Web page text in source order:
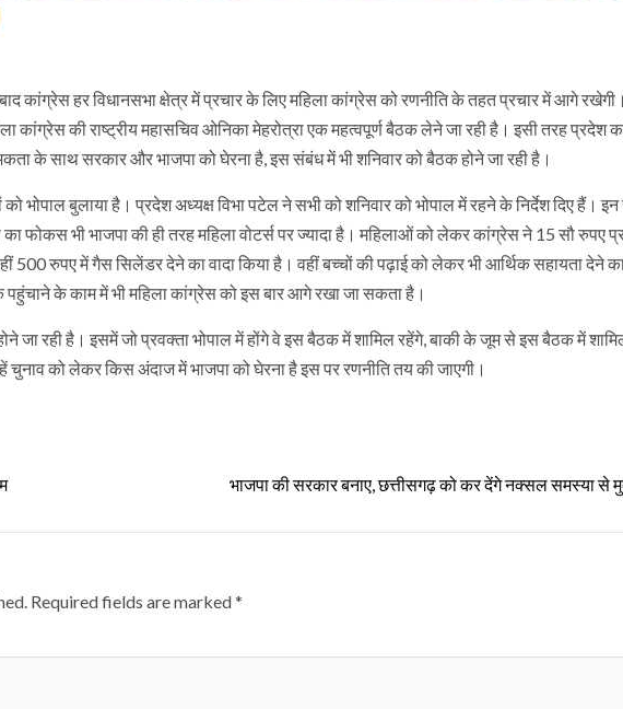
कांग्रेस हर विधानसभा क्षेत्र में प्रचार के लिए महिला कांग्रेस को रणनीति के तहत प्रचार में आगे
कांग्रेस की राष्ट्रीय महासचिव ओनिका मेहरोत्रा एक महत्वपूर्ण बैठक लेने जा रही है। इसी तरह प्रदेश
के साथ सरकार और भाजपा को घेरना है, इस संबंध में भी शनिवार को बैठक होने जा रही है।
को भोपाल बुलाया है। प्रदेश अध्यक्ष विभा पटेल ने सभी को शनिवार को भोपाल में रहने के निर्देश दिए हैं।
फोकस भी भाजपा की ही तरह महिला वोटर्स पर ज्यादा है। महिलाओं को लेकर कांग्रेस ने 15 सौ रुपए
500 रुपए में गैस सिलेंडर देने का वादा किया है। वहीं बच्चों की पढ़ाई को लेकर भी आर्थिक सहायता देने का
के काम में भी महिला कांग्रेस को इस बार आगे रखा जा सकता है।
जा रही है। इसमें जो प्रवक्ता भोपाल में होंगे वे इस बैठक में शामिल रहेंगे, बाकी के जूम से इस बैठक में
चुनाव को लेकर किस अंदाज में भाजपा को घेरना है इस पर रणनीति तय की जाएगी।
भाजपा की सरकार बनाए, छत्तीसगढ़ को कर देंगे नक्सल समस्या से
Required fields are marked*